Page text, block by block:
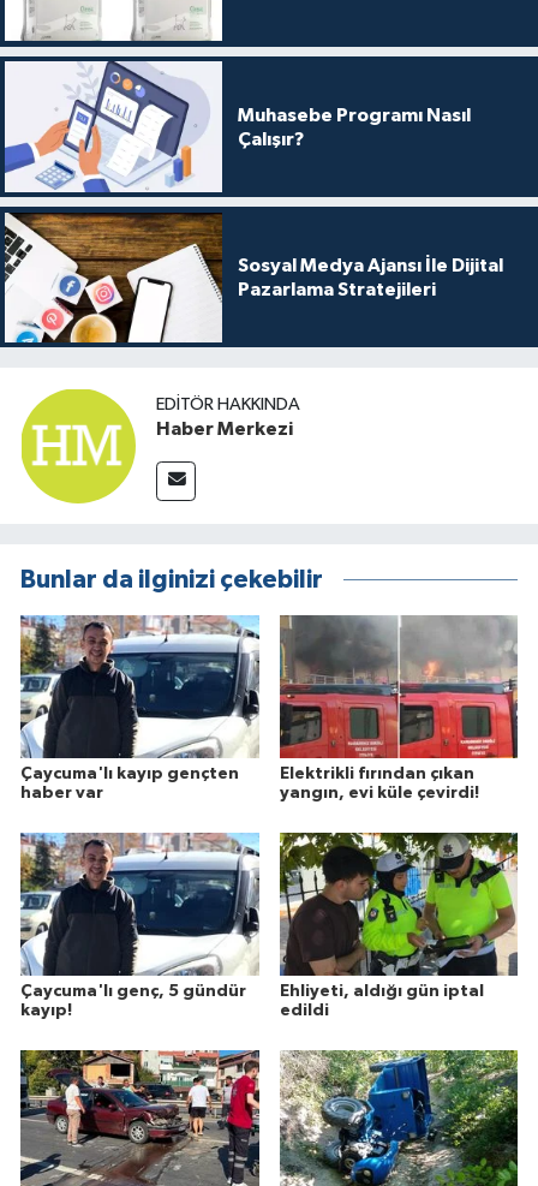
Muhasebe Programı Nasıl
Çalışır?
Sosyal Medya Ajansı İle Dijital
Pazarlama Stratejileri
EDITÖR HAKKINDA
Haber Merkezi
Bunlar da ilginizi çekebilir
Çaycuma'lı kayıp gençten
haber var
Elektrikli fırından çıkan
yangın, evi küle çevirdi!
Çaycuma'lı genç, 5 gündür
kayıp!
Ehliyeti, aldığı gün iptal
edildi